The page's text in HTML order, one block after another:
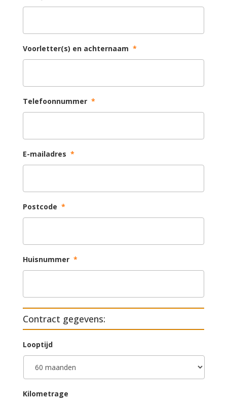
Voorletter(s) en achternaam *
Telefoonnummer *
E-mailadres *
Postcode *
Huisnummer *
Contract gegevens:
Looptijd
Kilometrage